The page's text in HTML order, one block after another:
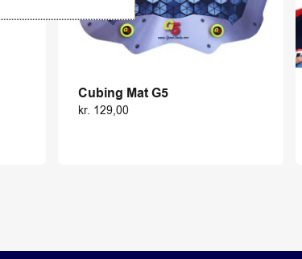
Cubing Mat G5
kr. 129,00